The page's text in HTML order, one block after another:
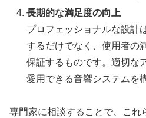
長期的な満足度の向上
プロフェッショナルな設計
するだけでなく、使用者の
保証するものです。適切な
愛用できる音響システムを
専門家に相談することで、これ